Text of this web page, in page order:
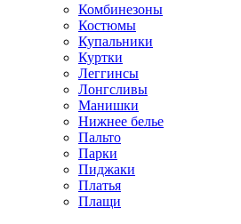
Комбинезоны
Костюмы
Купальники
Куртки
Леггинсы
Лонгсливы
Манишки
Нижнее белье
Пальто
Парки
Пиджаки
Платья
Плащи